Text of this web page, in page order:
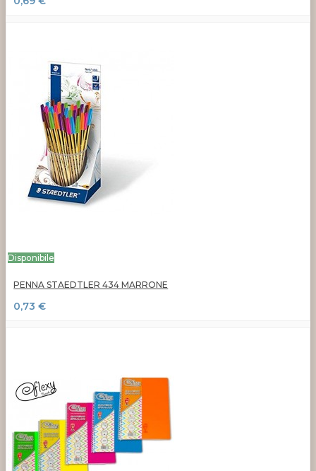
Disponibile
PENNA STAEDTLER 434 MARRONE
0,73 €